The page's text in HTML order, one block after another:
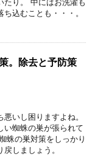
たり。 中にはお洗濯も
込むことも・・・。
。除去と予防策
いし困りますよね。
い蜘蛛の巣が張られて
蛛の巣対策をしっかり
しましょう。